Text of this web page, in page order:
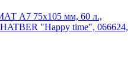
А7 75х105 мм, 60 л.,
HATBER "Happy time", 066624,